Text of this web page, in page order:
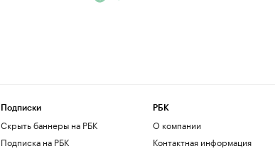
Подписки
Скрыть баннеры на РБК
Подписка на РБК
РБК
О компании
Контактная информация